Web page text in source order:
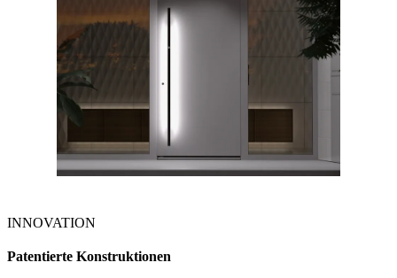
INNOVATION
Patentierte Konstruktionen